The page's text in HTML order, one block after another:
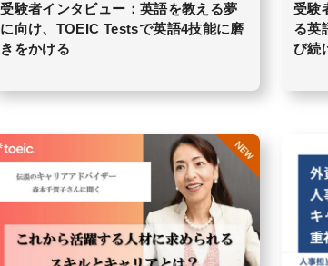
受験者インタビュー：英語を教える夢
に向け、TOEIC Testsで英語4技能に磨
きをかける
受験
る英
び続